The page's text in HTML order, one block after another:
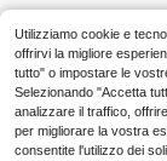
Utilizziamo cookie e
offrirvi la migliore
tutto" o impostare le
Selezionando "Accetta
analizzare il traffico,
per migliorare la vostra
consentite l'utilizzo dei